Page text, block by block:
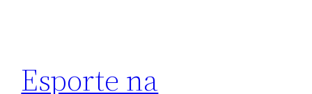
Esporte na